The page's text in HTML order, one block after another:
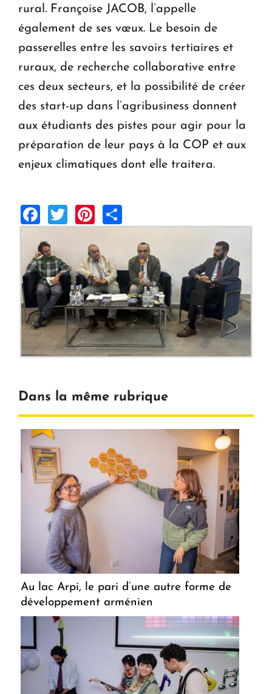
rural. Françoise JACOB, l’appelle
également de ses vœux. Le besoin de
passerelles entre les savoirs tertiaires et
ruraux, de recherche collaborative entre
ces deux secteurs, et la possibilité de créer
des start-up dans l’agribusiness donnent
aux étudiants des pistes pour agir pour la
préparation de leur pays à la COP et aux
enjeux climatiques dont elle traitera.
Facebook
TwitterPinterest
Dans la même rubrique
Au lac Arpi, le pari d’une autre forme de
développement arménien